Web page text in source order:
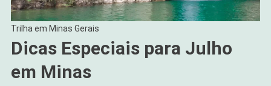
Trilha em Minas Gerais
Dicas Especiais para Julho
em Minas